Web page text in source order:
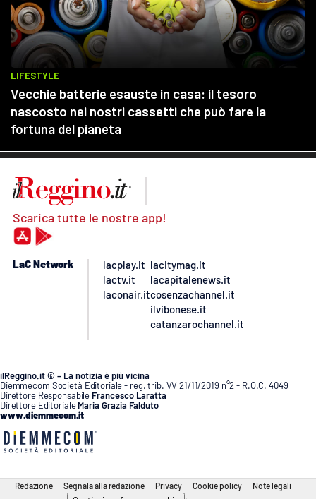
Scarica tutte le nostre app!
LaC Network
lacplay.it
lactv.it
laconair.it
lacitymag.it
lacapitalenews.it
cosenzachannel.it
ilvibonese.it
catanzarochannel.it
ilReggino.it © – La notizia è più vicina
Diemmecom Società Editoriale - reg. trib. VV 21/11/2019 n°2 - R.O.C. 4049
Direttore Responsabile Francesco Laratta
Direttore Editoriale Maria Grazia Falduto
www.diemmecom.it
Redazione Segnala alla redazione Privacy Cookie policy Note legali